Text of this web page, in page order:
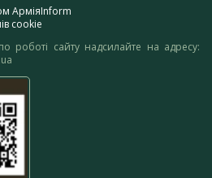
АрміяInform
cookie
роботі сайту надсилайте на адресу: